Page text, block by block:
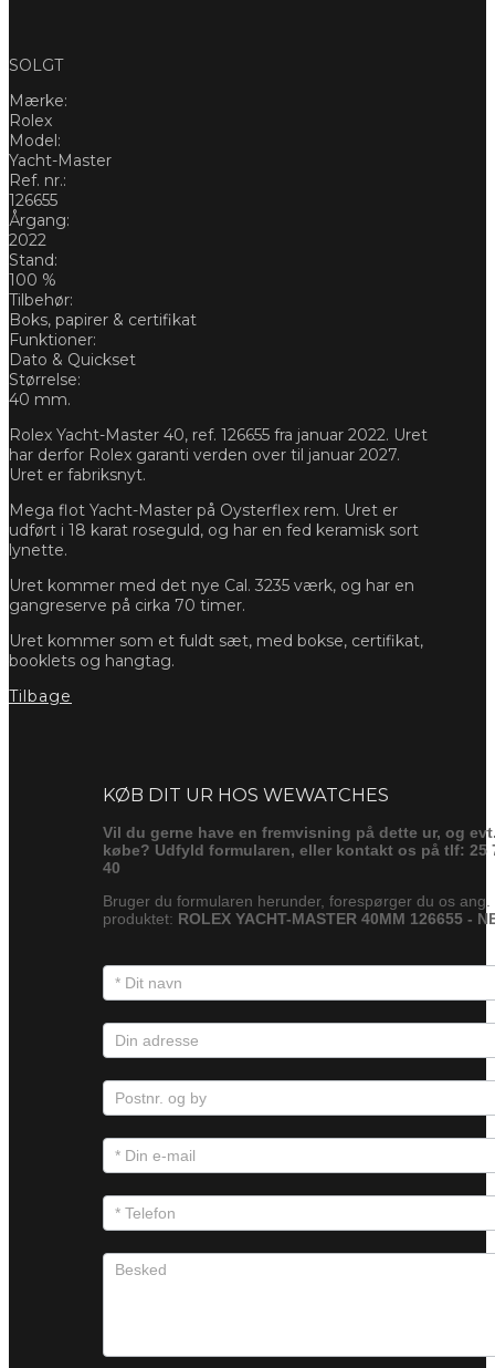
SOLGT
Mærke:
Rolex
Model:
Yacht-Master
Ref. nr.:
126655
Årgang:
2022
Stand:
100 %
Tilbehør:
Boks, papirer & certifikat
Funktioner:
Dato & Quickset
Størrelse:
40 mm.
Rolex Yacht-Master 40, ref. 126655 fra januar 2022. Uret
har derfor Rolex garanti verden over til januar 2027.
Uret er fabriksnyt.
Mega flot Yacht-Master på Oysterflex rem. Uret er
udført i 18 karat roseguld, og har en fed keramisk sort
lynette.
Uret kommer med det nye Cal. 3235 værk, og har en
gangreserve på cirka 70 timer.
Uret kommer som et fuldt sæt, med bokse, certifikat,
booklets og hangtag.
Tilbage
KØB DIT UR HOS WEWATCHES
Vil du gerne have en fremvisning på dette ur, og
købe? Udfyld formularen, eller kontakt os på tlf: 25
40
Bruger du formularen herunder, forespørger du os ang.
produktet: ROLEX YACHT-MASTER 40MM 126655 -